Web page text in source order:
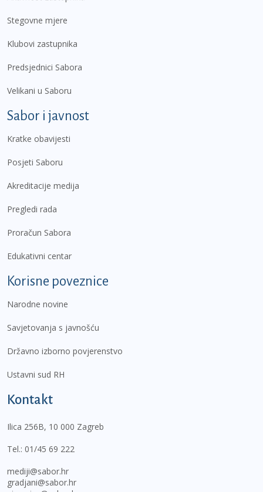
Stegovne mjere
Klubovi zastupnika
Predsjednici Sabora
Velikani u Saboru
Sabor i javnost
Kratke obavijesti
Posjeti Saboru
Akreditacije medija
Pregledi rada
Proračun Sabora
Edukativni centar
Korisne poveznice
Narodne novine
Savjetovanja s javnošću
Državno izborno povjerenstvo
Ustavni sud RH
Kontakt
Ilica 256B, 10 000 Zagreb
Tel.: 01/45 69 222
mediji@sabor.hr
gradjani@sabor.hr